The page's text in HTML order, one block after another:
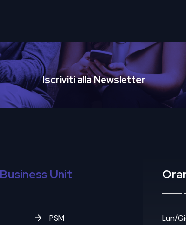
Iscriviti alla Newsletter
Business Unit
PSM
Lun/